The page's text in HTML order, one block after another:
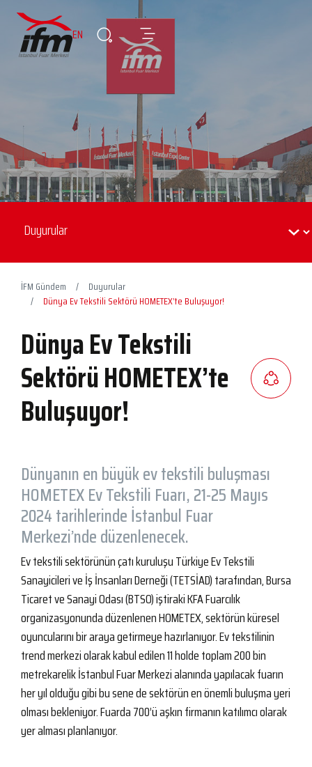
EN
İFM Gündem
Duyurular
Dünya Ev Tekstili Sektörü HOMETEX’te Buluşuyor!
Dünya Ev Tekstili
Sektörü HOMETEX’te
Buluşuyor!
Dünyanın en büyük ev tekstili buluşması
HOMETEX Ev Tekstili Fuarı, 21-25 Mayıs
2024 tarihlerinde İstanbul Fuar
Merkezi’nde düzenlenecek.
Ev tekstili sektörünün çatı kuruluşu Türkiye Ev Tekstili
Sanayicileri ve İş İnsanları Derneği (TETSİAD) tarafından, Bursa
Ticaret ve Sanayi Odası (BTSO) iştiraki KFA Fuarcılık
organizasyonunda düzenlenen HOMETEX, sektörün küresel
oyuncularını bir araya getirmeye hazırlanıyor. Ev tekstilinin
trend merkezi olarak kabul edilen 11 holde toplam 200 bin
metrekarelik İstanbul Fuar Merkezi alanında yapılacak fuarın
her yıl olduğu gibi bu sene de sektörün en önemli buluşma yeri
olması bekleniyor. Fuarda 700’ü aşkın firmanın katılımcı olarak
yer alması planlanıyor.